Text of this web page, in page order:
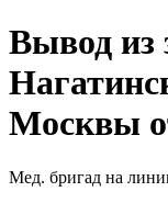
Вывод из
Москвы
Мед. бригад на